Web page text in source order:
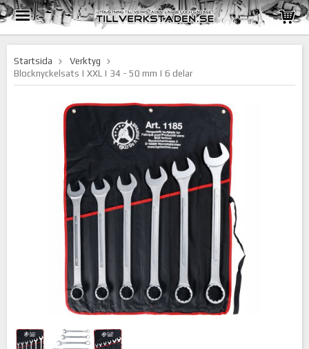
Startsida
Verktyg
Blocknyckelsats | XXL | 34 - 50 mm | 6 delar